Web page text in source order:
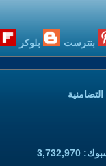
بنترست بلوكر